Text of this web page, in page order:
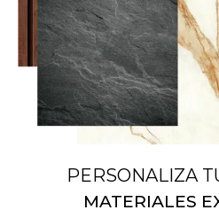
PERSONALIZA
MATERIALES